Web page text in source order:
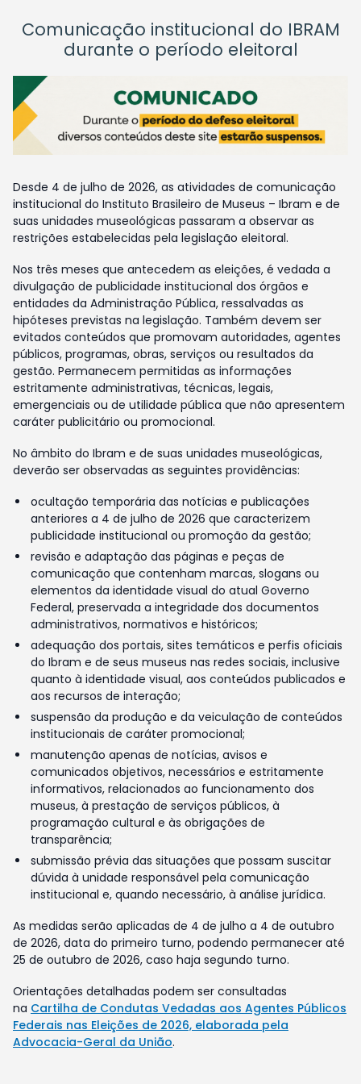
Comunicação institucional do IBRAM
durante o período eleitoral
Desde 4 de julho de 2026, as atividades de comunicação
institucional do Instituto Brasileiro de Museus – Ibram e de
suas unidades museológicas passaram a observar as
restrições estabelecidas pela legislação eleitoral.
Nos três meses que antecedem as eleições, é vedada a
divulgação de publicidade institucional dos órgãos e
entidades da Administração Pública, ressalvadas as
hipóteses previstas na legislação. Também devem ser
evitados conteúdos que promovam autoridades, agentes
públicos, programas, obras, serviços ou resultados da
gestão. Permanecem permitidas as informações
estritamente administrativas, técnicas, legais,
emergenciais ou de utilidade pública que não apresentem
caráter publicitário ou promocional.
No âmbito do Ibram e de suas unidades museológicas,
deverão ser observadas as seguintes providências:
ocultação temporária das notícias e publicações
anteriores a 4 de julho de 2026 que caracterizem
publicidade institucional ou promoção da gestão;
revisão e adaptação das páginas e peças de
comunicação que contenham marcas, slogans ou
elementos da identidade visual do atual Governo
Federal, preservada a integridade dos documentos
administrativos, normativos e históricos;
adequação dos portais, sites temáticos e perfis oficiais
do Ibram e de seus museus nas redes sociais, inclusive
quanto à identidade visual, aos conteúdos publicados e
aos recursos de interação;
suspensão da produção e da veiculação de conteúdos
institucionais de caráter promocional;
manutenção apenas de notícias, avisos e
comunicados objetivos, necessários e estritamente
informativos, relacionados ao funcionamento dos
museus, à prestação de serviços públicos, à
programação cultural e às obrigações de
transparência;
submissão prévia das situações que possam suscitar
dúvida à unidade responsável pela comunicação
institucional e, quando necessário, à análise jurídica.
As medidas serão aplicadas de 4 de julho a 4 de outubro
de 2026, data do primeiro turno, podendo permanecer até
25 de outubro de 2026, caso haja segundo turno.
Orientações detalhadas podem ser consultadas
na Cartilha de Condutas Vedadas aos Agentes Públicos
Federais nas Eleições de 2026, elaborada pela
Advocacia-Geral da União.